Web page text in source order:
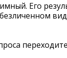
Его